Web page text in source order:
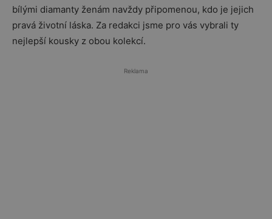
bílými diamanty ženám navždy připomenou, kdo je jejich
pravá životní láska. Za redakci jsme pro vás vybrali ty
nejlepší kousky z obou kolekcí.
Reklama